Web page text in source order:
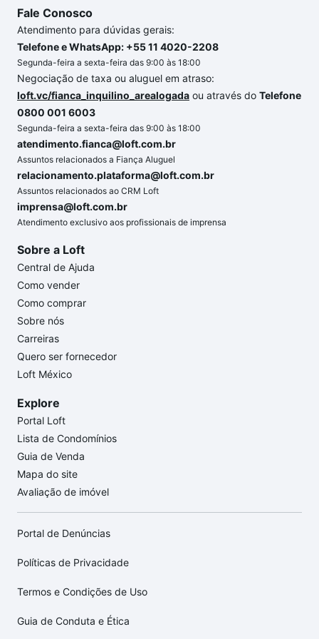
Fale Conosco
Atendimento para dúvidas gerais:
Telefone e WhatsApp: +55 11 4020-2208
Segunda-feira a sexta-feira das 9:00 às 18:00
Negociação de taxa ou aluguel em atraso:
loft.vc/fianca_inquilino_arealogada ou através do Telefone
0800 001 6003
Segunda-feira a sexta-feira das 9:00 às 18:00
atendimento.fianca@loft.com.br
Assuntos relacionados a Fiança Aluguel
relacionamento.plataforma@loft.com.br
Assuntos relacionados ao CRM Loft
imprensa@loft.com.br
Atendimento exclusivo aos profissionais de imprensa
Sobre a Loft
Central de Ajuda
Como vender
Como comprar
Sobre nós
Carreiras
Quero ser fornecedor
Loft México
Explore
Portal Loft
Lista de Condomínios
Guia de Venda
Mapa do site
Avaliação de imóvel
Portal de Denúncias
Políticas de Privacidade
Termos e Condições de Uso
Guia de Conduta e Ética